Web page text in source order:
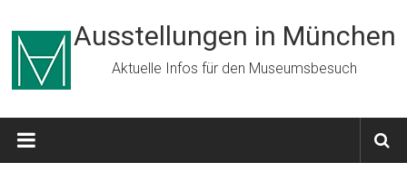
springen
Ausstellungen in München
Aktuelle Infos für den Museumsbesuch